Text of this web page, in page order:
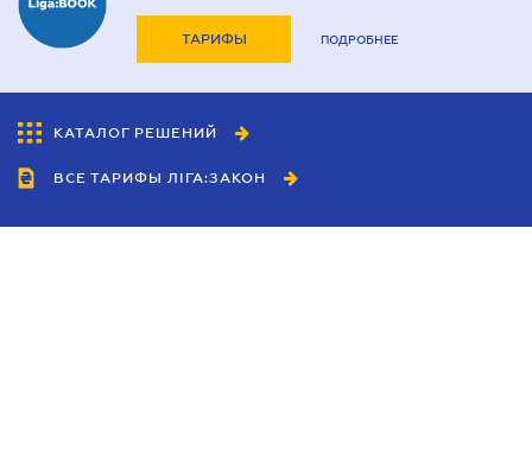
ТАРИФЫ ПОДРОБНЕЕ
КАТАЛОГ РЕШЕНИЙ
ВСЕ ТАРИФЫ ЛІГА:ЗАКОН